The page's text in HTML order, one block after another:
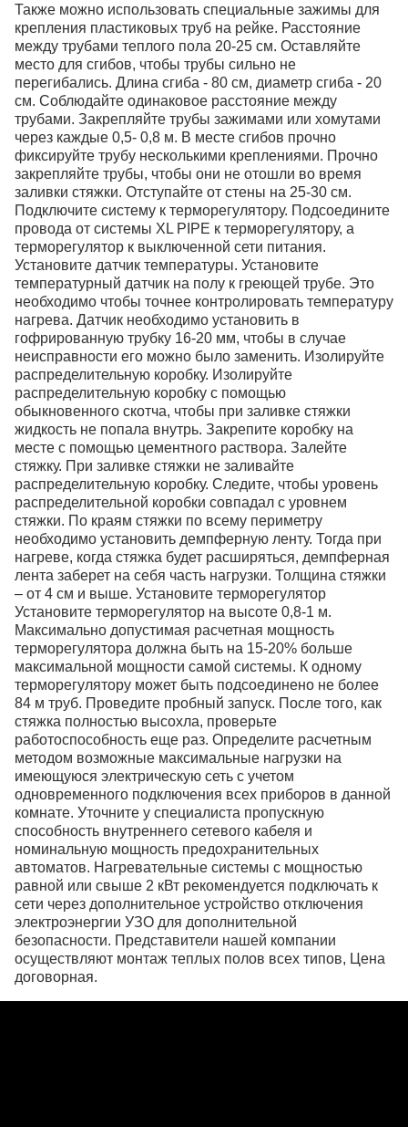
Также можно использовать специальные зажимы для
крепления пластиковых труб на рейке. Расстояние
между трубами теплого пола 20-25 см. Оставляйте
место для сгибов, чтобы трубы сильно не
перегибались. Длина сгиба - 80 см, диаметр сгиба - 20
см. Соблюдайте одинаковое расстояние между
трубами. Закрепляйте трубы зажимами или хомутами
через каждые 0,5- 0,8 м. В месте сгибов прочно
фиксируйте трубу несколькими креплениями. Прочно
закрепляйте трубы, чтобы они не отошли во время
заливки стяжки. Отступайте от стены на 25-30 см.
Подключите систему к терморегулятору. Подсоедините
провода от системы XL PIPE к терморегулятору, а
терморегулятор к выключенной сети питания.
Установите датчик температуры. Установите
температурный датчик на полу к греющей трубе. Это
необходимо чтобы точнее контролировать температуру
нагрева. Датчик необходимо установить в
гофрированную трубку 16-20 мм, чтобы в случае
неисправности его можно было заменить. Изолируйте
распределительную коробку. Изолируйте
распределительную коробку с помощью
обыкновенного скотча, чтобы при заливке стяжки
жидкость не попала внутрь. Закрепите коробку на
месте с помощью цементного раствора. Залейте
стяжку. При заливке стяжки не заливайте
распределительную коробку. Следите, чтобы уровень
распределительной коробки совпадал с уровнем
стяжки. По краям стяжки по всему периметру
необходимо установить демпферную ленту. Тогда при
нагреве, когда стяжка будет расширяться, демпферная
лента заберет на себя часть нагрузки. Толщина стяжки
– от 4 см и выше. Установите терморегулятор
Установите терморегулятор на высоте 0,8-1 м.
Максимально допустимая расчетная мощность
терморегулятора должна быть на 15-20% больше
максимальной мощности самой системы. К одному
терморегулятору может быть подсоединено не более
84 м труб. Проведите пробный запуск. После того, как
стяжка полностью высохла, проверьте
работоспособность еще раз. Определите расчетным
методом возможные максимальные нагрузки на
имеющуюся электрическую сеть с учетом
одновременного подключения всех приборов в данной
комнате. Уточните у специалиста пропускную
способность внутреннего сетевого кабеля и
номинальную мощность предохранительных
автоматов. Нагревательные системы с мощностью
равной или свыше 2 кВт рекомендуется подключать к
сети через дополнительное устройство отключения
электроэнергии УЗО для дополнительной
безопасности. Представители нашей компании
осуществляют монтаж теплых полов всех типов, Цена
договорная.